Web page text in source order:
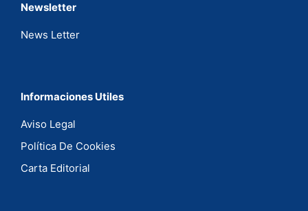
Newsletter
News Letter
Informaciones Utiles
Aviso Legal
Política De Cookies
Carta Editorial